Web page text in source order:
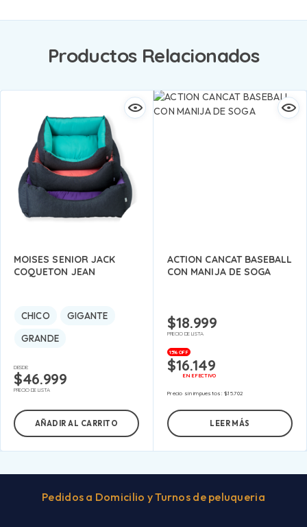
Productos Relacionados
MOISES SENIOR JACK
COQUETON JEAN
CHICO GIGANTE
GRANDE
DESDE:
$46.999
PRECIO DE LISTA
AÑADIR AL CARRITO
ACTION CANCAT BASEBALL
CON MANIJA DE SOGA
$18.999
PRECIO DE LISTA
15% OFF
$16.149
EN EFECTIVO
Precio sin impuestos:$15.702
LEER MÁS
Pedidos a Domicilio y Turnos de peluqueria